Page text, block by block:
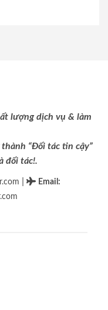
lượng dịch vụ & làm
thành “Đối tác tin cậy”
đối tác!.
Email :